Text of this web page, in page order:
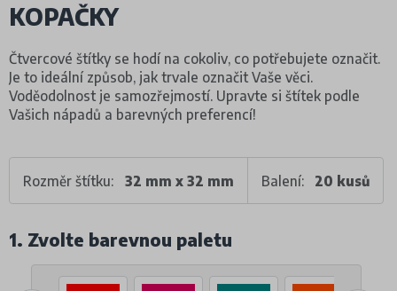
KOPAČKY
Čtvercové štítky se hodí na cokoliv, co potřebujete označit.
Je to ideální způsob, jak trvale označit Vaše věci.
Voděodolnost je samozřejmostí. Upravte si štítek podle
Vašich nápadů a barevných preferencí!
Rozměr štítku: 32 mm x 32 mm Balení: 20 kusů
1. Zvolte barevnou paletu